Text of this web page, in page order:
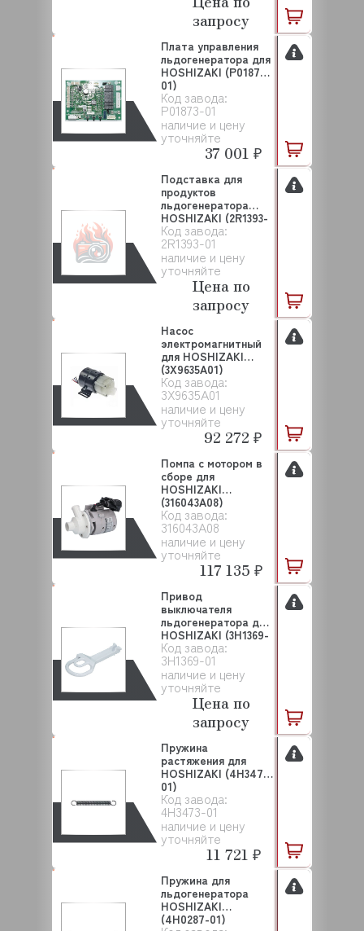
запросу
Код завода:
P01873-01
наличие и цену
уточняйте
Плата управления
льдогенератора для
HOSHIZAKI (P01873-
01)
37 001 ₽
Код завода:
2R1393-01
наличие и цену
уточняйте
Подставка для
продуктов
льдогенератора
HOSHIZAKI (2R1393-
01)
Цена по
запросу
Код завода:
3X9635A01
наличие и цену
уточняйте
Насос
электромагнитный
для HOSHIZAKI
(3X9635A01)
92 272 ₽
Код завода:
316043A08
наличие и цену
уточняйте
Помпа с мотором в
сборе для
HOSHIZAKI
(316043A08)
117 135 ₽
Код завода:
3H1369-01
наличие и цену
уточняйте
Привод
выключателя
льдогенератора для
HOSHIZAKI (3H1369-
01)
Цена по
запросу
Код завода:
4H3473-01
наличие и цену
уточняйте
Пружина
растяжения для
HOSHIZAKI (4H3473-
01)
11 721 ₽
Пружина для
льдогенератора
HOSHIZAKI
(4H0287-01)